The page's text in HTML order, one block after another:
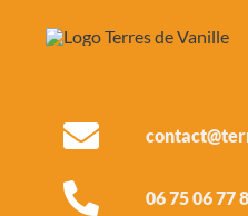
06 75 06 77